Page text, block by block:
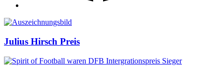
Auszeichnungen
Julius Hirsch Preis